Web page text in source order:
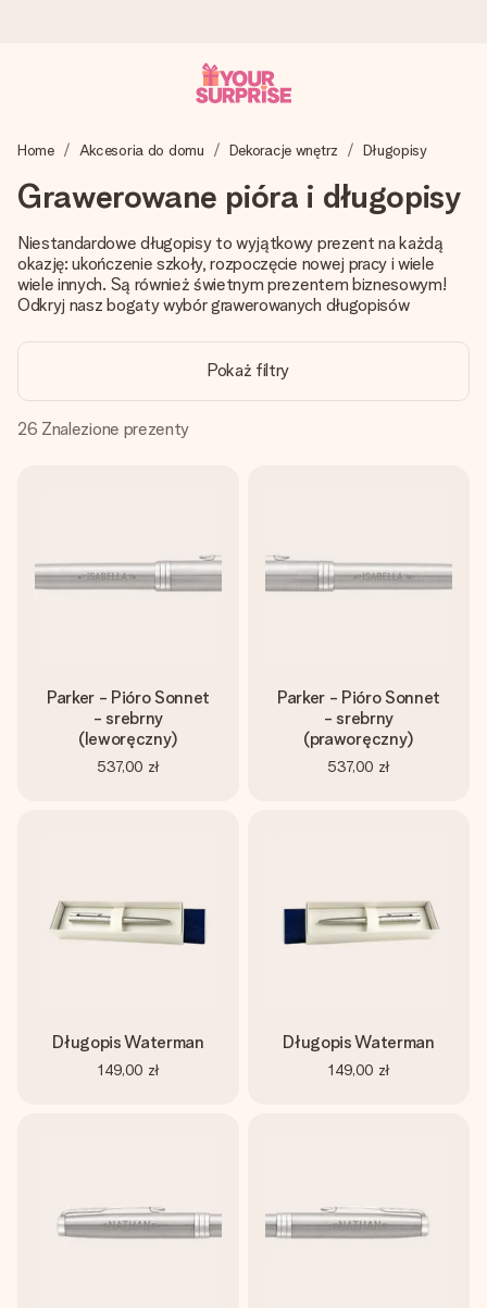
Tworzymy Twój prezent z troską i wysyłamy go w mgnieniu
właściwym momencie, kiedy ma to największe znaczenie
4,7 (na podstawie +15 000 opinii)
Google Reviews.
Darmowy bilecik z życzeniami
Home Akcesoria do domu Dekoracje wnętrz Długopisy
Grawerowane pióra i długopisy
Niestandardowe długopisy to wyjątkowy prezent na każdą
okazję: ukończenie szkoły, rozpoczęcie nowej pracy i wiele
wiele innych. Są również świetnym prezentem biznesowym!
Odkryj nasz bogaty wybór grawerowanych długopisów
Pokaż filtry
26 Znalezione prezenty
Parker - Pióro Sonnet
- srebrny
(leworęczny)
537,00 zł
Parker - Pióro Sonnet
- srebrny
(praworęczny)
537,00 zł
Długopis Waterman
149,00 zł
Długopis Waterman
149,00 zł